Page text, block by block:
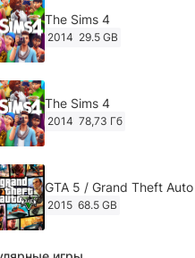
The Sims 4
2014 29.5 GB
The Sims 4
2014 78,73 Гб
GTA 5 / Grand Theft
2015 68.5 GB